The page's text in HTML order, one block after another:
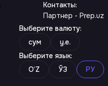
Контакты:
Партнер - Prep.uz
Выберите валюту:
сум
y.e.
Выберите язык:
O‘Z
ЎЗ РУ